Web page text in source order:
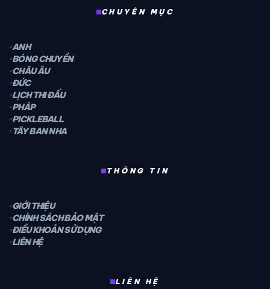
CHUYÊN MỤC
ANH
BÓNG CHUYỀN
CHÂU ÂU
ĐỨC
LỊCH THI ĐẤU
PHÁP
PICKLEBALL
TÂY BAN NHA
THÔNG TIN
GIỚI THIỆU
CHÍNH SÁCH BẢO MẬT
ĐIỀU KHOẢN SỬ DỤNG
LIÊN HỆ
LIÊN HỆ